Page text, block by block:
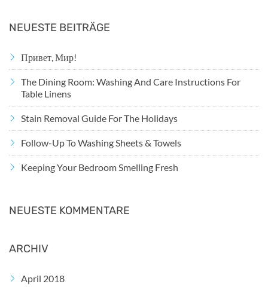
NEUESTE BEITRÄGE
Привет, Мир!
The Dining Room: Washing And Care Instructions For
Table Linens
Stain Removal Guide For The Holidays
Follow-Up To Washing Sheets & Towels
Keeping Your Bedroom Smelling Fresh
NEUESTE KOMMENTARE
ARCHIV
April 2018